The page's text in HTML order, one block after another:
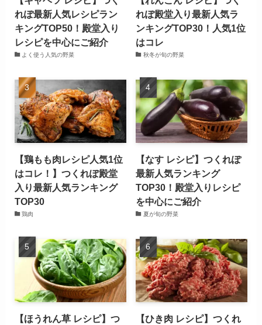
れぽ最新人気レシピラン
キングTOP50！殿堂入り
レシピを中心にご紹介
よく使う人気の野菜
れぽ殿堂入り最新人気ラ
ンキングTOP30！人気1位
はコレ
秋冬が旬の野菜
【鶏もも肉レシピ人気1位
はコレ！】つくれぽ殿堂
入り最新人気ランキング
TOP30
鶏肉
【なす レシピ】つくれぽ
最新人気ランキング
TOP30！殿堂入りレシピ
を中心にご紹介
夏が旬の野菜
【ほうれん草 レシピ】つ
【ひき肉 レシピ】つくれ